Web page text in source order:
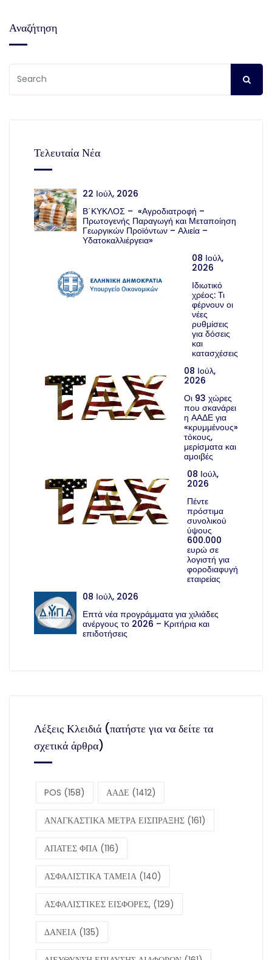
Αναζήτηση
Τελευταία Νέα
22 Ιούλ, 2026
Β΄ΚΥΚΛΟΣ – «Αγροδιατροφή –
Πρωτογενής Παραγωγή και Μεταποίηση
Γεωργικών Προϊόντων – Αλιεία –
Υδατοκαλλιέργεια»
08 Ιούλ,
2026
Ιδιωτικό
χρέος: Τι
φέρνουν οι
νέες
ρυθμίσεις
για δόσεις
και
κατασχέσεις
08 Ιούλ,
2026
Οι 93 χώρες
που σκανάρει
η ΑΑΔΕ για
«κρυμμένους»
τόκους,
μερίσματα και
αμοιβές
08 Ιούλ,
2026
Πέντε
πρόστιμα
συνολικού
ύψους
600.000
ευρώ σε
λογιστή για
φοροδιαφυγή
εταιρείας
08 Ιούλ, 2026
Επτά νέα προγράμματα για χιλιάδες
ανέργους το 2026 – Κριτήρια και
επιδοτήσεις
Λέξεις Κλειδιά (πατήστε για να δείτε τα
σχετικά άρθρα)
POS (158) ΑΑΔΕ (1412)
ΑΝΑΓΚΑΣΤΙΚΑ ΜΕΤΡΑ ΕΙΣΠΡΑΞΗΣ (161)
ΑΠΑΤΕΣ ΦΠΑ (116)
ΑΣΦΑΛΙΣΤΙΚΑ ΤΑΜΕΙΑ (140)
ΑΣΦΑΛΙΣΤΙΚΕΣ ΕΙΣΦΟΡΕΣ, (129)
ΔΑΝΕΙΑ (135)